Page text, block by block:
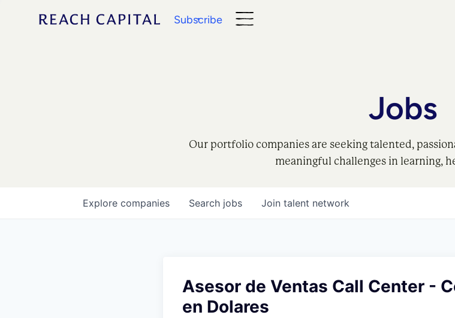
Subscribe
Jobs
Our portfolio companies are seeking talented,
meaningful challenges in learning,
Search jobs
Explore companies Join talent network
Asesor de Ventas Call Center -
en Dolares